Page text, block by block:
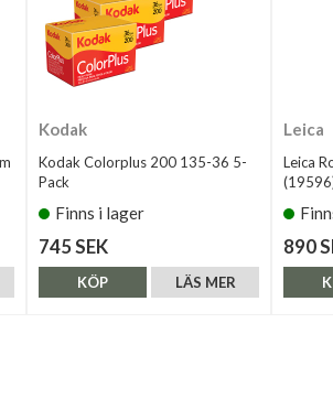
Kodak
Kodak Colorplus 200 135-36 5-
Pack
Finns i lager
745 SEK
LÄS MER
KÖP
Leica
Leica
890